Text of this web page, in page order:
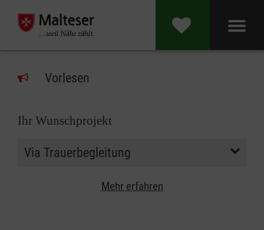
Vorlesen
Ihr Wunschprojekt
Mehr erfahren